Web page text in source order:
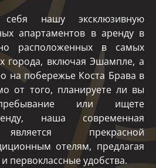
нашу эксклюзивную
апартаментов в аренду в
расположенных в самых
города, включая Эшампле, а
на побережье Коста Брава в
от того, планируете ли вы
пребывание или ищете
наша современная
прекрасной
отелям, предлагая
первоклассные удобства.